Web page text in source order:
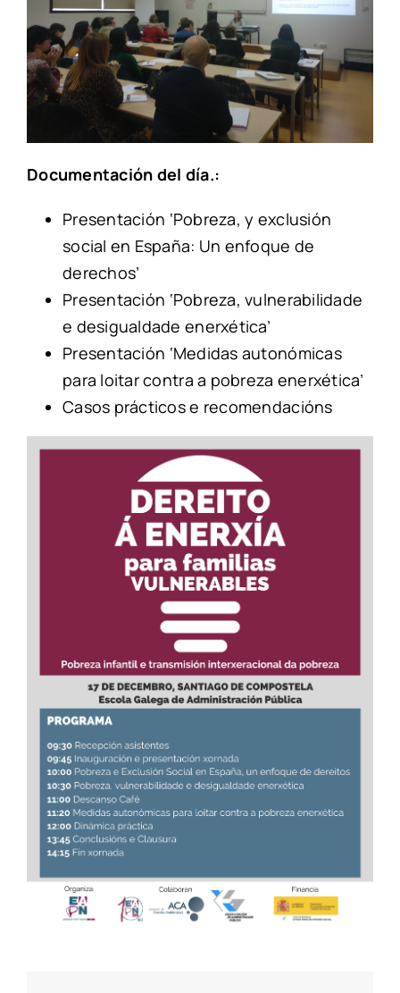
Documentación del día.:
Presentación ‘Pobreza,y exclusión
social en España: Un enfoque de
derechos’
Presentación ‘Pobreza,vulnerabilidade
e desigualdade enerxética’
Presentación ‘Medidas autonómicas
para loitar contra a pobreza enerxética’
Casos prácticos e recomendacións